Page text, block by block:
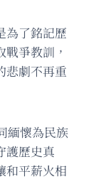
為了銘記歷
爭教訓，
悲劇不再重
緬懷為民族
護歷史真
和平薪火相